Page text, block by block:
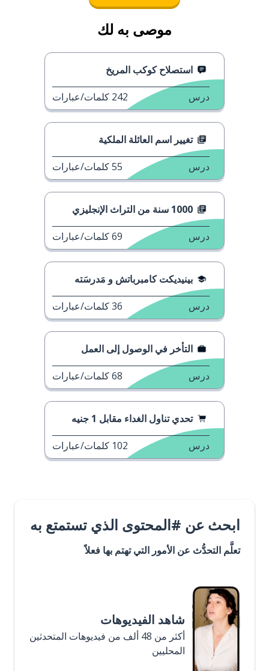
موصى به لك
استصلاح كوكب المريخ
درس 242 كلمات/عبارات
تغيير اسم العائلة الملكية
درس 55كلمات/عبارات
1000 سنة من التراث الإنجليزي
درس 69كلمات/عبارات
بينيديكت كامبرباتش و مَدرسَته
درس 36كلمات/عبارات
التأخر في الوصول إلى العمل
درس 68كلمات/عبارات
تحدي تناول الغداء مقابل 1 جنيه
درس 102 كلمات/عبارات
ابحث عن #المحتوى الذي تستمتع به
تعلَّم التحدُّث عن الأمور التي تهتم بها فعلاً
شاهد الفيديوهات
أكثر من 48 ألف من فيديوهات المتحدثين
المحليين